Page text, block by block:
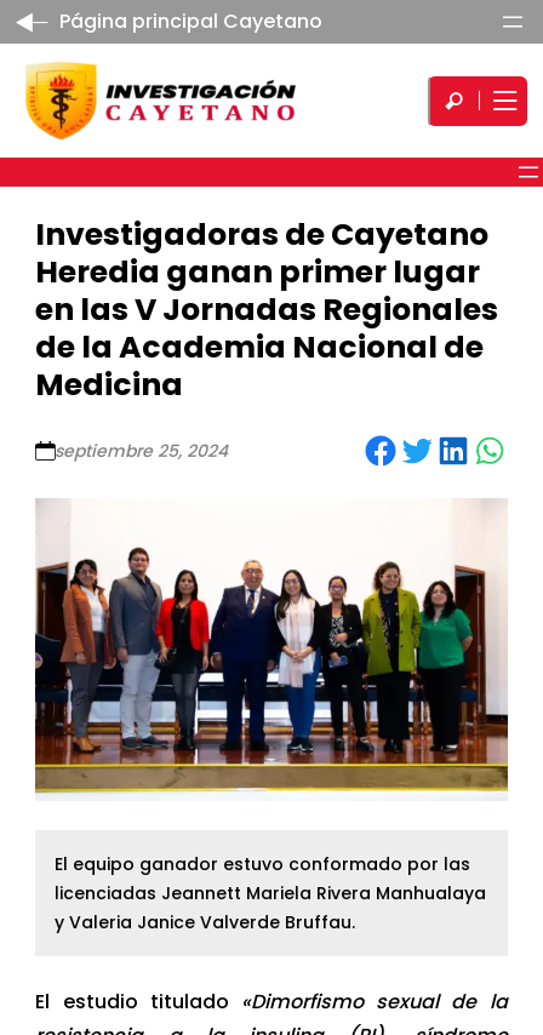
Página principal Cayetano
Investigadoras de Cayetano
Heredia ganan primer lugar
en las V Jornadas Regionales
de la Academia Nacional de
Medicina
septiembre 25, 2024 Share on Facebook Share on Twitter Share on LinkedIn Share on WhatsApp
El equipo ganador estuvo conformado por las
licenciadas Jeannett Mariela Rivera Manhualaya
y Valeria Janice Valverde Bruffau.
El estudio titulado «Dimorfismo sexual de la